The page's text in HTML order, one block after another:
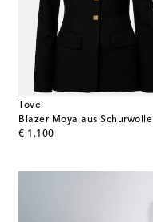
Tove
Blazer Moya aus Schurwolle
€ 1.100
original price